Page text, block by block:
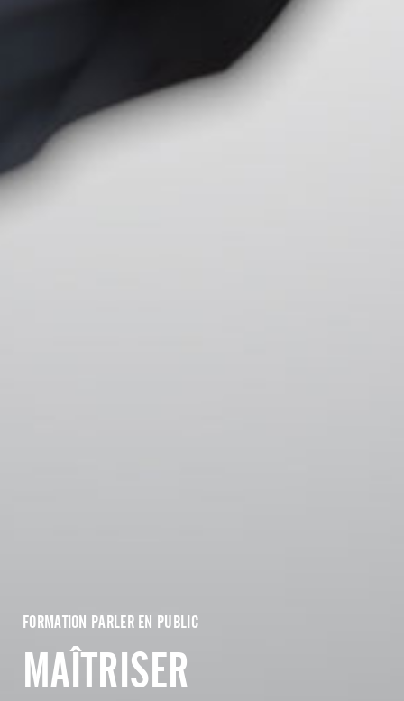
FORMATION PARLER EN PUBLIC
MAÎTRISER